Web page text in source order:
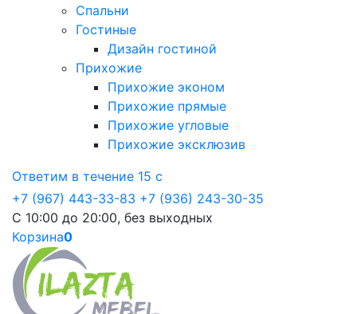
Спальни
Гостиные
Дизайн гостиной
Прихожие
Прихожие эконом
Прихожие прямые
Прихожие угловые
Прихожие эксклюзив
Ответим в течение 15 с
+7 (967) 443-33-83 +7 (936) 243-30-35
С 10:00 до 20:00, без выходных
Корзина0